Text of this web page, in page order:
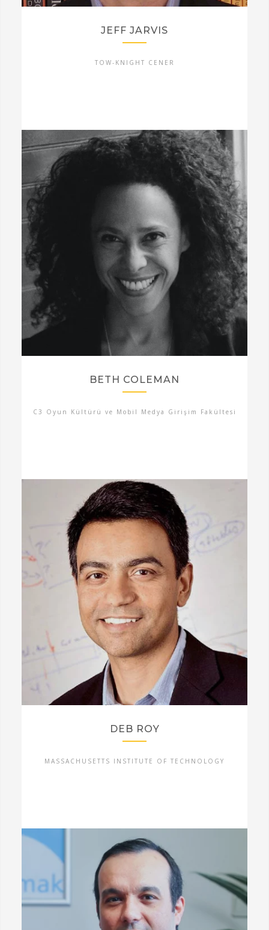
JEFF JARVIS
TOW-KNIGHT CENER
BETH COLEMAN
C3 Oyun Kültürü ve Mobil Medya Girişim Fakültesi
DEB ROY
MASSACHUSETTS INSTITUTE OF TECHNOLOGY